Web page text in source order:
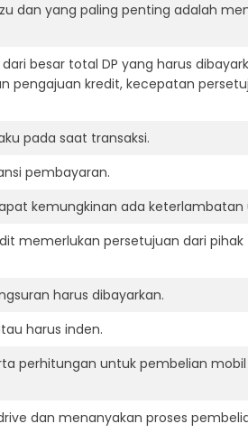
dan yang paling penting adalah
besar total DP yang harus
pengajuan kredit, kecepatan
pada saat transaksi.
pembayaran.
kemungkinan ada keterlambatan
memerlukan persetujuan dari pihak
harus dibayarkan.
harus inden.
perhitungan untuk pembelian mobil
dan menanyakan proses